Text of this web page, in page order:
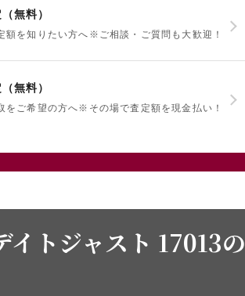
無料）
額を知りたい方へ ※ご相談・ご質問も大歓迎！
無料）
をご希望の方へ※その場で査定額を現金払い！
トジャスト 17013の